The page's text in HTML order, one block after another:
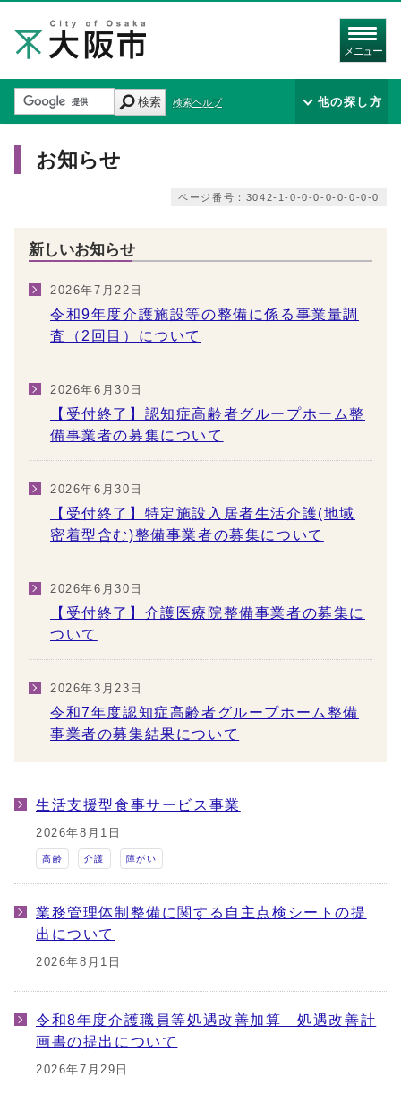
メニュー
検索 検索ヘルプ 他の探し方
お知らせ
ページ番号：3042-1-0-0-0-0-0-0-0-0
新しいお知らせ
2026年7月22日
令和9年度介護施設等の整備に係る事業量調
査（2回目）について
2026年6月30日
【受付終了】認知症高齢者グループホーム整
備事業者の募集について
2026年6月30日
【受付終了】特定施設入居者生活介護(地域
密着型含む)整備事業者の募集について
2026年6月30日
【受付終了】介護医療院整備事業者の募集に
ついて
2026年3月23日
令和7年度認知症高齢者グループホーム整備
事業者の募集結果について
生活支援型食事サービス事業
2026年8月1日
高齢 介護 障がい
業務管理体制整備に関する自主点検シートの提
出について
2026年8月1日
令和8年度介護職員等処遇改善加算 処遇改善計
画書の提出について
2026年7月29日